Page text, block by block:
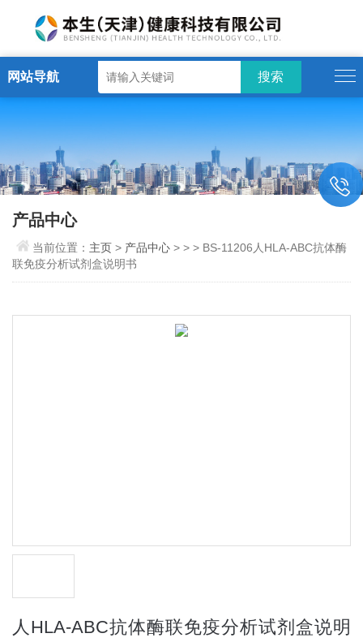
网站导航
产品中心
当前位置： 主页> 产品中心 > > > BS-11206人HLA-ABC抗体酶
联免疫分析试剂盒说明书
人HLA-ABC抗体酶联免疫分析试剂盒说明